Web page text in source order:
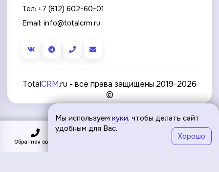
Обратная связь Меню
Тел: +7 (812) 602-60-01
Email: info@totalcrm.ru
TotalCRM.ru - все права защищены 2019-2026
©
Мы используем куки, чтобы делать сайт
удобным для Вас.
Хорошо